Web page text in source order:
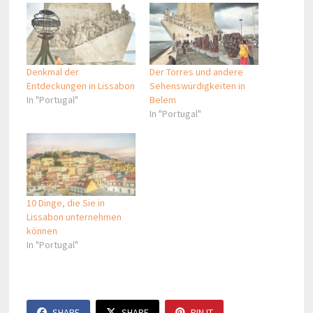
Denkmal der
Entdeckungen in Lissabon
In "Portugal"
Der Torres und andere
Sehenswürdigkeiten in
Belem
In "Portugal"
10 Dinge, die Sie in
Lissabon unternehmen
können
In "Portugal"